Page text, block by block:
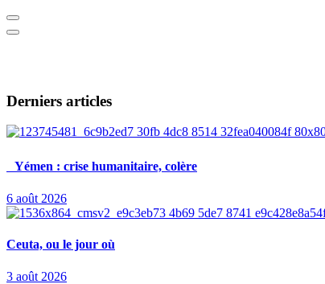
Derniers articles
Yémen : crise humanitaire, colère
6 août 2026
Ceuta, ou le jour où
3 août 2026